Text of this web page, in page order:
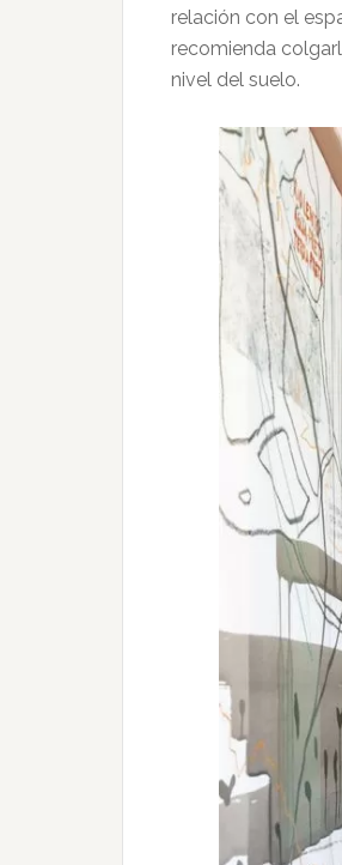
relación con el
recomienda
nivel del suelo.